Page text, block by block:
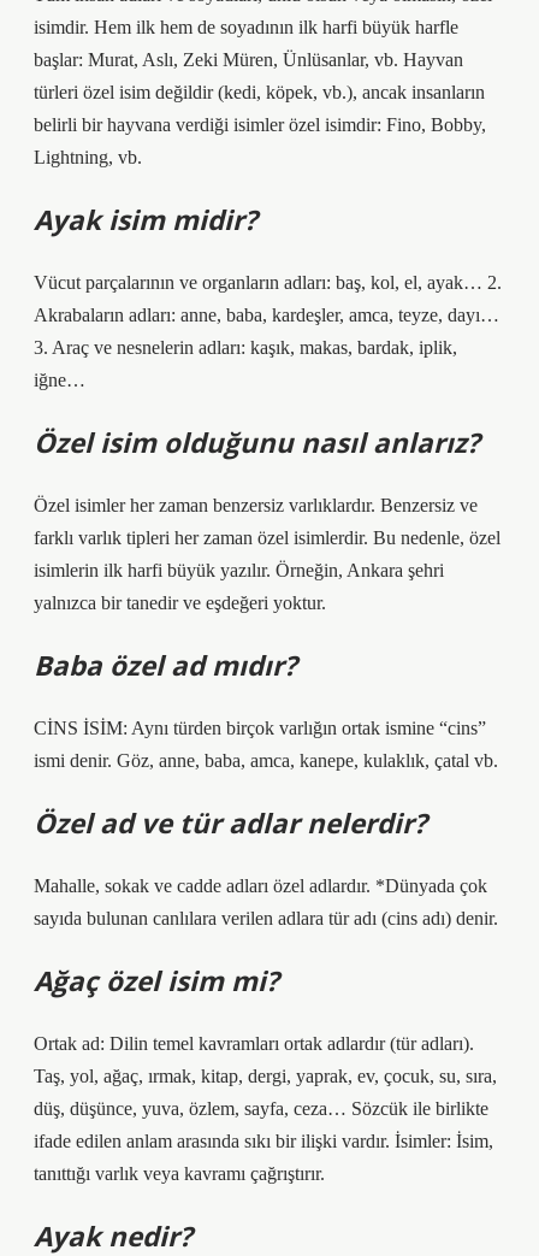
isimdir. Hem ilk hem de soyadının ilk harfi büyük harfle
başlar: Murat, Aslı, Zeki Müren, Ünlüsanlar, vb. Hayvan
türleri özel isim değildir (kedi, köpek, vb.), ancak insanların
belirli bir hayvana verdiği isimler özel isimdir: Fino, Bobby,
Lightning, vb.
Ayak isim midir?
Vücut parçalarının ve organların adları: baş, kol, el, ayak… 2.
Akrabaların adları: anne, baba, kardeşler, amca, teyze, dayı…
3. Araç ve nesnelerin adları: kaşık, makas, bardak, iplik,
iğne…
Özel isim olduğunu nasıl anlarız?
Özel isimler her zaman benzersiz varlıklardır. Benzersiz ve
farklı varlık tipleri her zaman özel isimlerdir. Bu nedenle, özel
isimlerin ilk harfi büyük yazılır. Örneğin, Ankara şehri
yalnızca bir tanedir ve eşdeğeri yoktur.
Baba özel ad mıdır?
CİNS İSİM: Aynı türden birçok varlığın ortak ismine “cins”
ismi denir. Göz, anne, baba, amca, kanepe, kulaklık, çatal vb.
Özel ad ve tür adlar nelerdir?
Mahalle, sokak ve cadde adları özel adlardır. *Dünyada çok
sayıda bulunan canlılara verilen adlara tür adı (cins adı) denir.
Ağaç özel isim mi?
Ortak ad: Dilin temel kavramları ortak adlardır (tür adları).
Taş, yol, ağaç, ırmak, kitap, dergi, yaprak, ev, çocuk, su, sıra,
düş, düşünce, yuva, özlem, sayfa, ceza… Sözcük ile birlikte
ifade edilen anlam arasında sıkı bir ilişki vardır. İsimler: İsim,
tanıttığı varlık veya kavramı çağrıştırır.
Ayak nedir?